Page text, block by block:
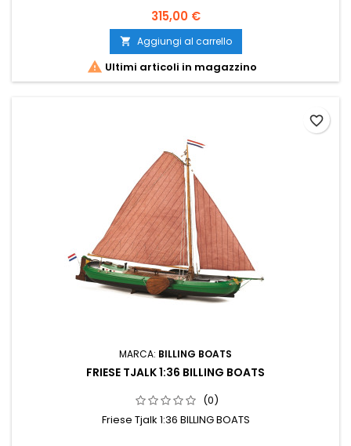
315,00 €
 Aggiungi al carrello
 Ultimi articoli in magazzino
MARCA: BILLING BOATS
FRIESE TJALK 1:36 BILLING BOATS
(0)
Friese Tjalk 1:36 BILLING BOATS
favorite_border